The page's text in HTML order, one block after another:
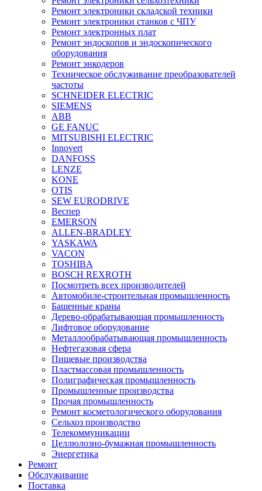
Ремонт электроники складской техники
Ремонт электроники станков с ЧПУ
Ремонт электронных плат
Ремонт эндоскопов и эндоскопического
оборудования
Ремонт энкодеров
Техническое обслуживание преобразователей
частоты
SCHNEIDER ELECTRIC
SIEMENS
ABB
GE FANUC
MITSUBISHI ELECTRIC
Innovert
DANFOSS
LENZE
KONE
OTIS
SEW EURODRIVE
Веспер
EMERSON
ALLEN-BRADLEY
YASKAWA
VACON
TOSHIBA
BOSCH REXROTH
Посмотреть всех производителей
Автомобиле-строительная промышленность
Башенные краны
Дерево-обрабатывающая промышленность
Лифтовое оборудование
Металлообрабатывающая промышленность
Нефтегазовая сфера
Пищевые производства
Пластмассовая промышленность
Полиграфическая промышленность
Промышленные производства
Прочая промышленность
Ремонт косметологического оборудования
Сельхоз производство
Телекоммуникации
Целлюлозно-бумажная промышленность
Энергетика
Ремонт
Обслуживание
Поставка